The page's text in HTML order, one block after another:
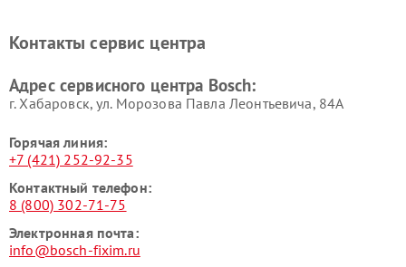
Ремонт сушильных автоматовРемонт морозильных камер
Контакты сервис центра
Адрес сервисного центра Bosch:
г. Хабаровск, ул. Морозова Павла Леонтьевича, 84А
Горячая линия:
+7 (421) 252-92-35
Контактный телефон:
8 (800) 302-71-75
Электронная почта:
info@bosch-fixim.ru